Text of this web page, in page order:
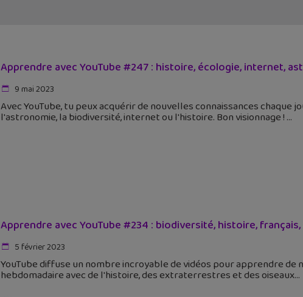
Apprendre avec YouTube #247 : histoire, écologie, internet,
9 mai 2023
Avec YouTube, tu peux acquérir de nouvelles connaissances chaque
l'astronomie, la biodiversité, internet ou l'histoire. Bon visionnage !
Apprendre avec YouTube #234 : biodiversité, histoire,
5 février 2023
YouTube diffuse un nombre incroyable de vidéos pour apprendre de
hebdomadaire avec de l'histoire, des extraterrestres et des oiseaux